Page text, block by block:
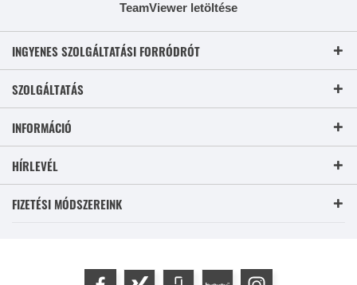
TeamViewer letöltése
INGYENES SZOLGÁLTATÁSI FORRÓDRÓT
SZOLGÁLTATÁS
INFORMÁCIÓ
HÍRLEVÉL
FIZETÉSI MÓDSZEREINK